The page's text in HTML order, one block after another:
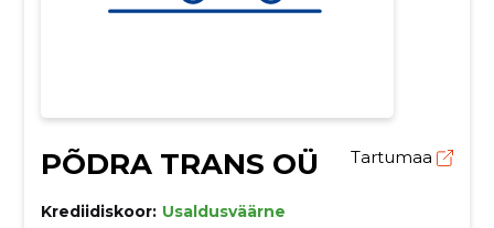
PÕDRA TRANS OÜ Tartumaa
Krediidiskoor: Usaldusväärne